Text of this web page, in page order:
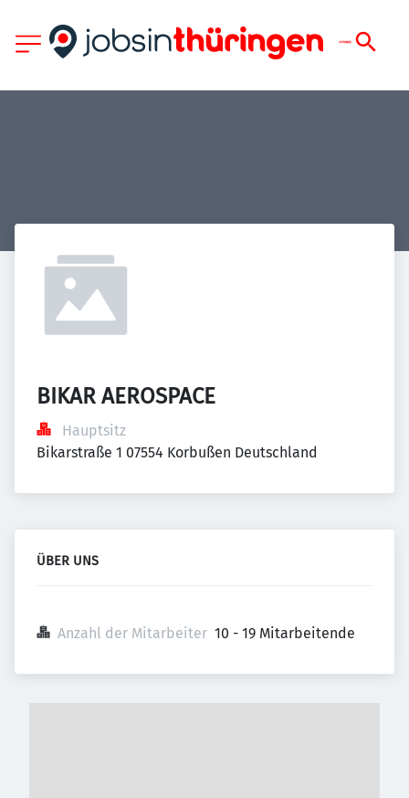
BIKAR AEROSPACE
Hauptsitz
Bikarstraße 1 07554 Korbußen Deutschland
ÜBER UNS
Anzahl der Mitarbeiter 10 - 19 Mitarbeitende